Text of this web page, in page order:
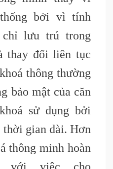
bởi vì tính
chỉ lưu trú trong
thay đổi liên tục
thông thường
bảo mật của căn
sử dụng bởi
gian dài. Hơn
thông minh hoàn